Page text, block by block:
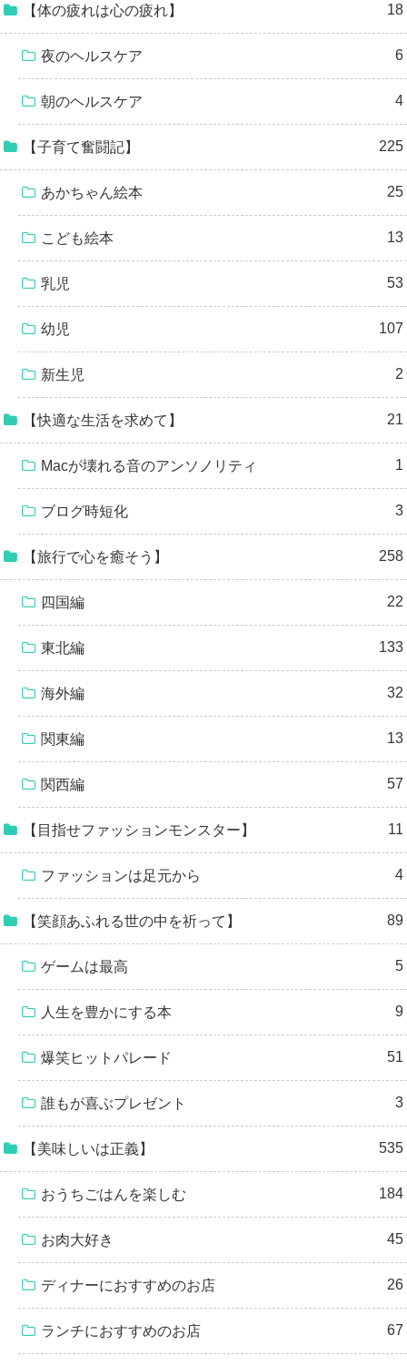
【体の疲れは心の疲れ】 18
夜のヘルスケア 6
朝のヘルスケア 4
【子育て奮闘記】 225
あかちゃん絵本 25
こども絵本 13
乳児 53
幼児 107
新生児 2
【快適な生活を求めて】 21
Macが壊れる音のアンソノリティ 1
ブログ時短化 3
【旅行で心を癒そう】 258
四国編 22
東北編 133
海外編 32
関東編 13
関西編 57
【目指せファッションモンスター】 11
ファッションは足元から 4
【笑顔あふれる世の中を祈って】 89
ゲームは最高 5
人生を豊かにする本 9
爆笑ヒットパレード 51
誰もが喜ぶプレゼント 3
【美味しいは正義】 535
おうちごはんを楽しむ 184
お肉大好き 45
ディナーにおすすめのお店 26
ランチにおすすめのお店 67